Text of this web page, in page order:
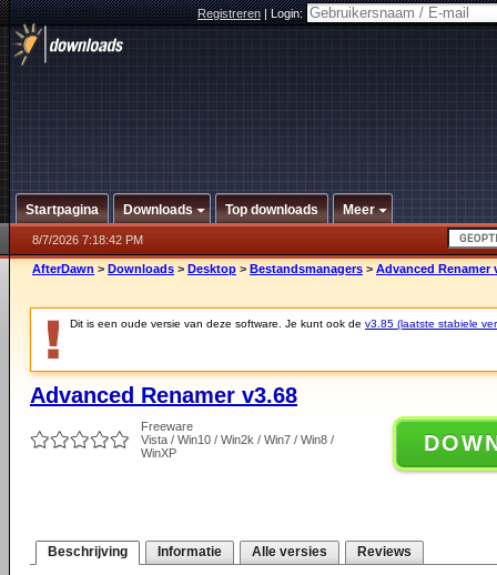
Registreren|Login:
Startpagina Downloads Top downloads Meer
8/7/2026 7:18:42 PM
AfterDawn > Downloads > Desktop > Bestandsmanagers > Advanced Renamer
Dit is een oude versie van deze software. Je kunt ook de v3.85 (laatste stabiele
Advanced Renamer v3.68
Freeware
Vista / Win10 / Win2k / Win7 / Win8 /
WinXP
Beschrijving Informatie Alle versies Reviews